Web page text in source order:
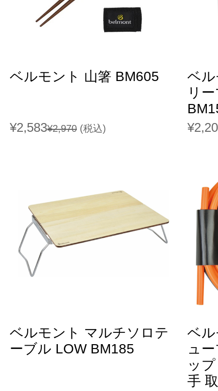
ベルモント 山箸 BM605
¥2,583¥2,970 (税込)
ベ
リ
ベルモント マルチソロテ
ーブル LOW BM185
ベ
ュ
ッ
手